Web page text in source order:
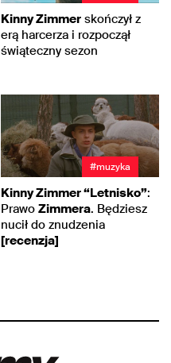
Kinny Zimmer skończył z
erą harcerza i rozpoczął
świąteczny sezon
#muzyka
Kinny Zimmer “Letnisko”:
Prawo Zimmera. Będziesz
nucił do znudzenia
[recenzja]